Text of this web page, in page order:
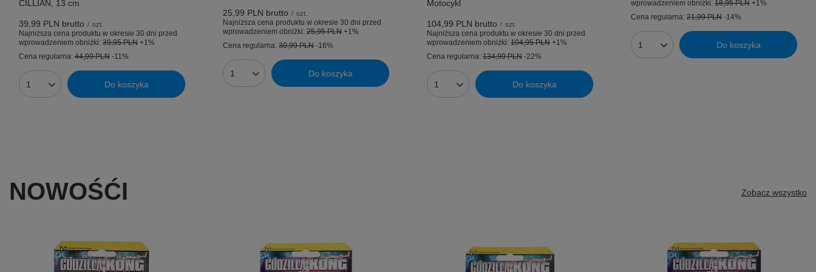
CILLIAN, 13 cm
39,99 PLN brutto / szt.
Najniższa cena produktu w okresie 30 dni przed
wprowadzeniem obniżki: 39,95 PLN +1%
Cena regularna: 44,99 PLN -11%
Ilość produktów Do koszyka
25,99 PLN brutto / szt.
Najniższa cena produktu w okresie 30 dni przed
wprowadzeniem obniżki: 25,95 PLN +1%
Cena regularna: 30,99 PLN -16%
Ilość produktów Do koszyka
Motocykl
104,99 PLN brutto / szt.
Najniższa cena produktu w okresie 30 dni przed
wprowadzeniem obniżki: 104,95 PLN +1%
Cena regularna: 134,99 PLN -22%
Ilość produktów Do koszyka
wprowadzeniem obniżki: 18,95 PLN +1%
Cena regularna: 21,99 PLN -14%
Ilość produktów Do koszyka
NOWOŚĆI Zobacz wszystko